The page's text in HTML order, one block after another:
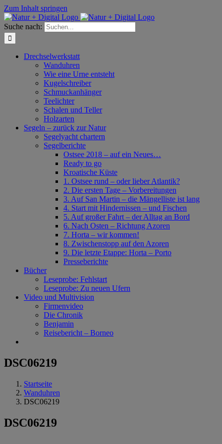
Zum Inhalt springen
Suche nach:
Drechselwerkstatt
Wanduhren
Wie eine Urne entsteht
Kugelschreiber
Schmuckanhänger
Teelichter
Schalen und Teller
Holzarten
Segeln – zurück zur Natur
Segelyacht chartern
Segelberichte
Ostsee 2018 – auf ein Neues…
Ready to go
Kroatische Küste
1. Ostsee rund – oder lieber Atlantik?
2. Die ersten Tage – Vorbereitungen
3. Auf San Martin – die Mängelliste ist lang
4. Start mit Hindernissen – und Fischen
5. Auf großer Fahrt – der Alltag an Bord
6. Nach Osten – Richtung Azoren
7. Horta – wir kommen!
8. Zwischenstopp auf den Azoren
9. Die letzte Etappe: Horta – Porto
Presseberichte
Bücher
Leseprobe: Fehlstart
Leseprobe: Zu neuen Ufern
Video und Multivision
Firmenvideo
Die Chronik
Benjamin
Reisebericht – Borneo
DSC06219
Startseite
Wanduhren
DSC06219
DSC06219